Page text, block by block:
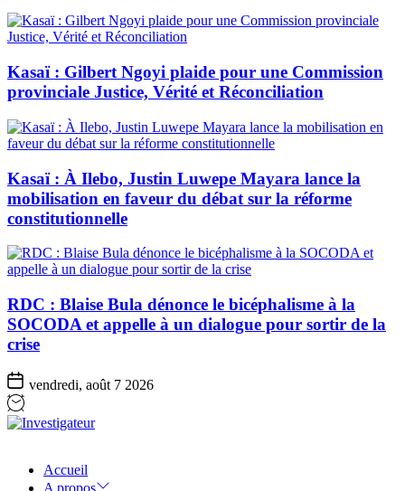
Kasaï : Gilbert Ngoyi plaide pour une Commission
provinciale Justice, Vérité et Réconciliation
Kasaï : À Ilebo, Justin Luwepe Mayara lance la
mobilisation en faveur du débat sur la réforme
constitutionnelle
RDC : Blaise Bula dénonce le bicéphalisme à la
SOCODA et appelle à un dialogue pour sortir de la
crise
vendredi, août 7 2026
Accueil
A propos